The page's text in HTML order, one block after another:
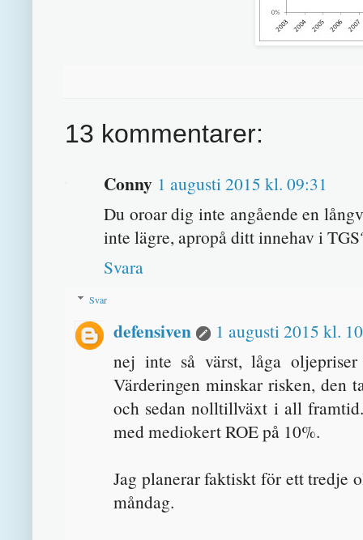
13 kommentarer:
Conny 1 augusti 2015 kl. 09:31
Du oroar dig inte angående en
inte lägre, apropå ditt innehav i
Svara
Svar
defensiven
1 augusti 2015 kl.
nej inte så värst, låga
Värderingen minskar risken, den
och sedan nolltillväxt i all
med mediokert ROE på 10%.
Jag planerar faktiskt för ett tredje
måndag.